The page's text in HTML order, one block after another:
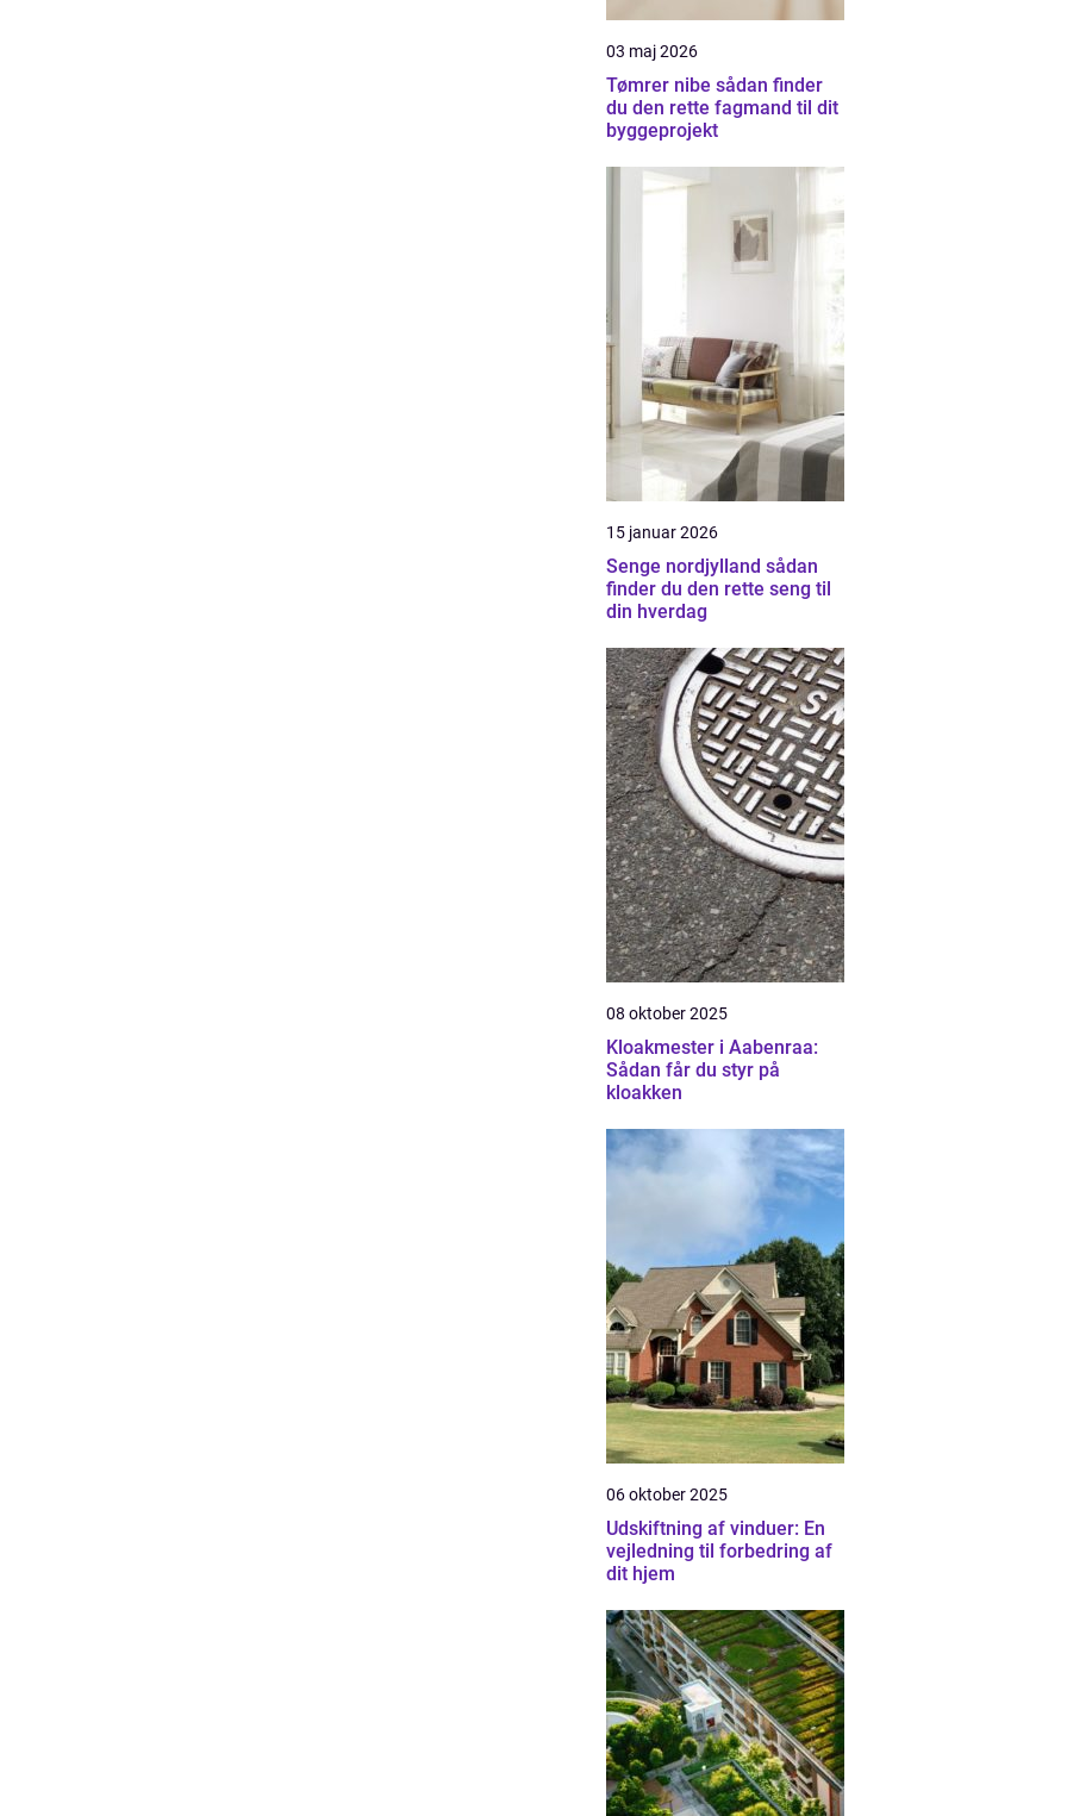
03 maj 2026
Tømrer nibe sådan finder
du den rette fagmand til dit
byggeprojekt
15 januar 2026
Senge nordjylland sådan
finder du den rette seng til
din hverdag
08 oktober 2025
Kloakmester i Aabenraa:
Sådan får du styr på
kloakken
06 oktober 2025
Udskiftning af vinduer: En
vejledning til forbedring af
dit hjem